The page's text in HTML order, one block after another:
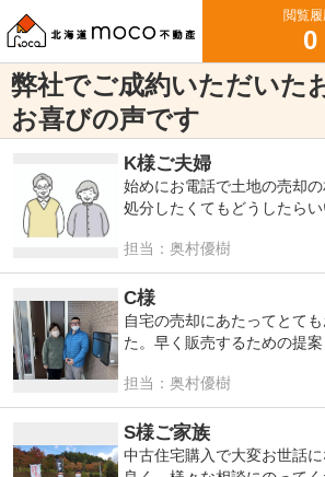
閲覧
0
弊社でご成約いただいた
お喜びの声です
K様ご夫婦
始めにお電話で土地の売却の
処分したくてもどうしたら
ので大変助かりました。
また、担当者の丁寧な説明
moco不動産に売却をお願い
こまめな連絡のおかげで安心
が出来ました。
担当：奥村優樹
C様
自宅の売却にあたってとて
た。早く販売するための提案
たり、また思っていたよりも
ました。こまめにラインや
し、安心して取引ができたの
せて本当に良かったです。
担当：奥村優樹
S様ご家族
中古住宅購入で大変お世話